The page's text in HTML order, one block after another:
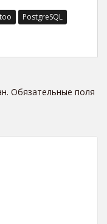
PostgreSQL
Обязательные поля